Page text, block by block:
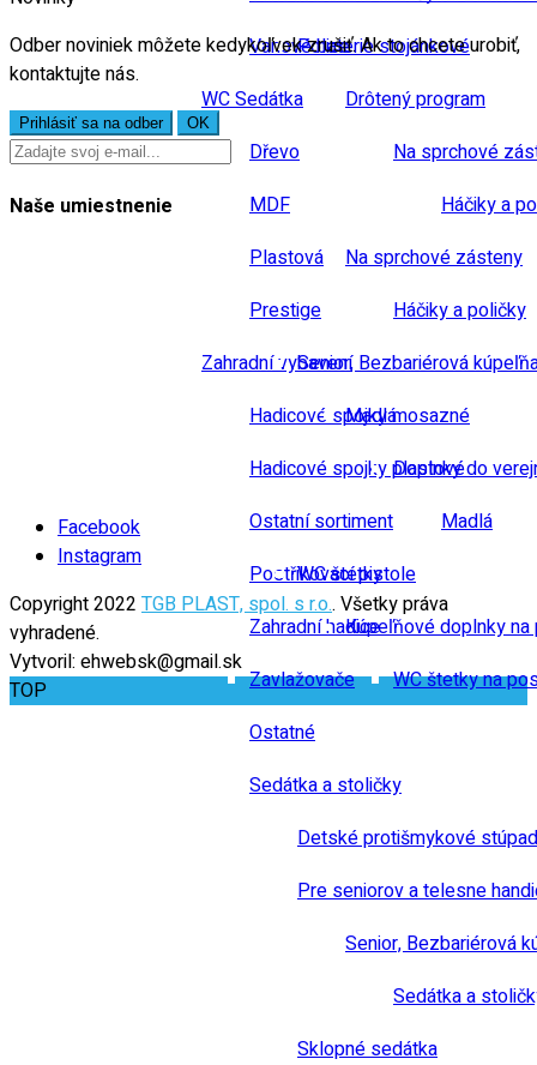
Vanové baterie stojánkové
WC Sedátka
Dřevo
MDF
Plastová
Prestige
Zahradní vybavení
Hadicové spojky mosazné
Hadicové spojky plastové
Ostatní sortiment
Postřikovací pistole
Zahradní hadice
Zavlažovače
Police
Drôtený program
Na sprchové
Háčiky a
Na sprchové zásteny
Háčiky a poličky
Senior, Bezbariérová
Madlá
Doplnky do
Madlá
WC štetky
Kúpeľňové doplnky
WC štetky na
Ostatné
Sedátka a stoličky
Detské protišmykové
Pre seniorov a telesne
Senior, Bezbariérová
Sedátka a
Sklopné sedátka
Odber noviniek môžete kedykoľvek zrušiť. Ak to chcete urobiť,
kontaktujte nás.
Naše umiestnenie
Facebook
Instagram
Copyright 2022 TGB PLAST, spol. s r.o.. Všetky práva
vyhradené.
Vytvoril: ehwebsk@gmail.sk
TOP